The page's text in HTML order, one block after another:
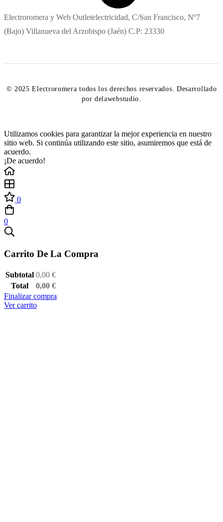
Electroromera y Web Outletelectricidad, C/San Francisco, Nº7
(Bajo) Villanueva del Arzobispo (Jaén) C.P: 23330
© 2025 Electroromera todos los derechos reservados. Desarrollado
por delawebstudio.
Utilizamos cookies para garantizar la mejor experiencia en nuestro
sitio web. Si continúa utilizando este sitio, asumiremos que está de
acuerdo.
¡De acuerdo!
0
0
Carrito De La Compra
Subtotal 0,00 €
Total
0,00 €
Finalizar compra
Ver carrito